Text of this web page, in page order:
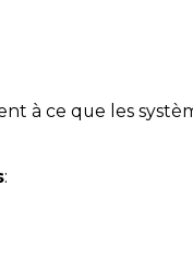
à ce que les
: